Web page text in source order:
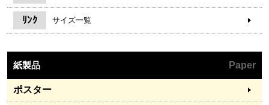
ﾘﾝｸ サイズ一覧
紙製品 Paper
ポスター